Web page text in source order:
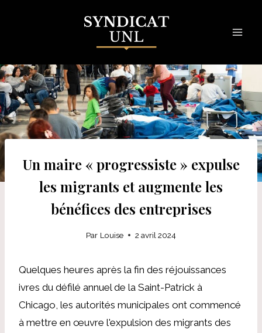
Un maire « progressiste » expulse
les migrants et augmente les
bénéfices des entreprises
Par Louise 2 avril 2024
Quelques heures après la fin des réjouissances
ivres du défilé annuel de la Saint-Patrick à
Chicago, les autorités municipales ont commencé
à mettre en œuvre l'expulsion des migrants des